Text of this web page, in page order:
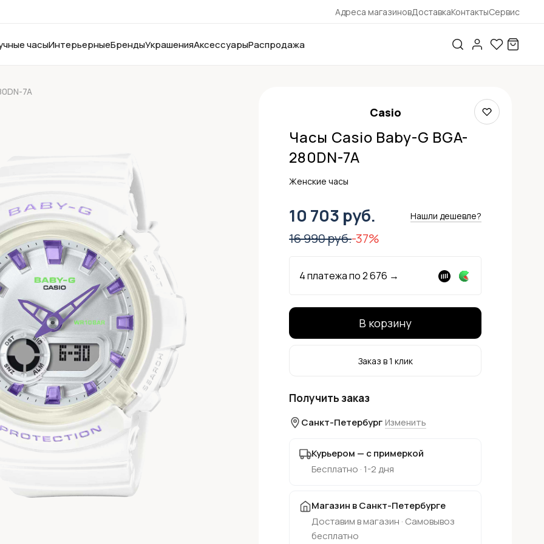
Адреса магазиновДоставкаКонтактыСервис
часыИнтерьерныеБрендыУкрашенияАксессуарыРаспродажа
7A
Casio
Часы Casio Baby-G BGA-
280DN-7A
Женские часы
10 703 руб. Нашли дешевле?
16 990 руб.-37%
4 платежа по2 676 →
В корзину
Заказ в 1 клик
Получить заказ
Санкт-Петербург Изменить
Курьером — с примеркой
Бесплатно · 1-2 дня
Магазин в Санкт-Петербурге
Доставим в магазин · Самовывоз
бесплатно